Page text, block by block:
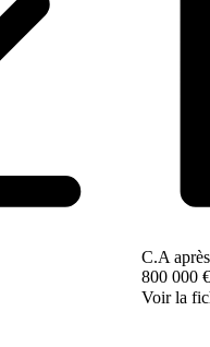
C.A
800 000 €
Voir la